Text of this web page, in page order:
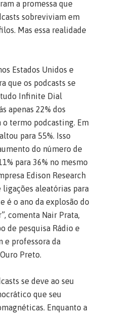
a promessa que
sobreviviam em
Mas essa realidade
Estados Unidos e
que os podcasts se
Infinite Dial
apenas 22% dos
termo podcasting. Em
para 55%. Isso
do número de
para 36% no mesmo
Edison Research
aleatórias para
é o ano da explosão do
comenta Nair Prata,
de pesquisa Rádio e
e professora da
Preto.
se deve ao seu
que seu
Enquanto a